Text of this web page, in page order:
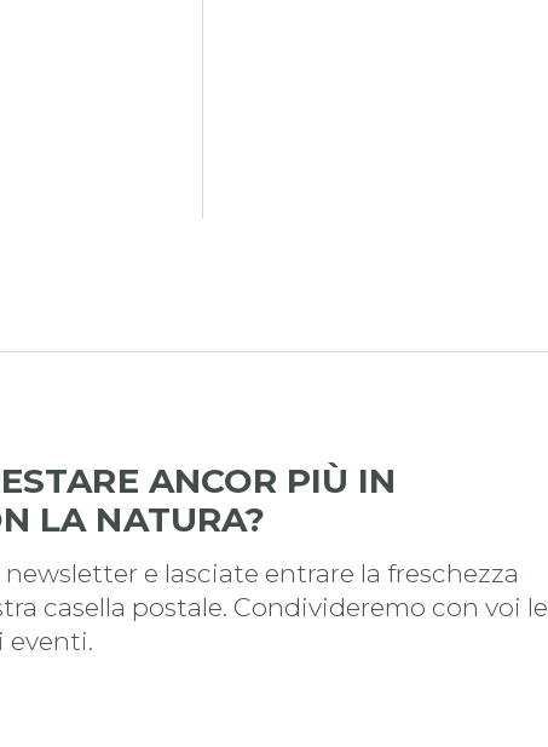
ANCOR PIÙ IN
LA NATURA?
e lasciate entrare la freschezza
casella postale. Condivideremo con voi le
eventi.